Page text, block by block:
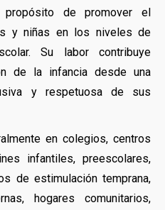
de promover el
y niñas en los niveles de
Su labor contribuye
de la infancia desde una
y respetuosa de sus
en colegios, centros
infantiles, preescolares,
de estimulación temprana,
hogares comunitarios,